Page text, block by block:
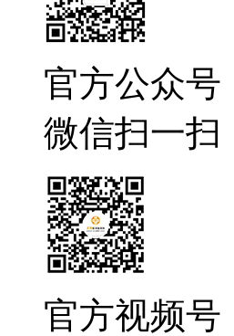
官方公众号
微信扫一扫
官方视频号